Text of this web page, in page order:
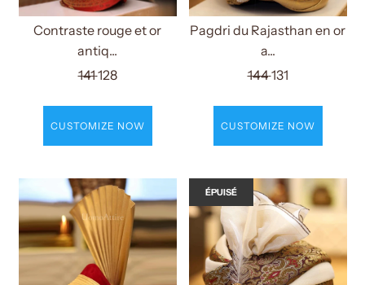
Contraste rouge et or
antiq...
141128
CUSTOMIZE NOW
Pagdri du Rajasthan en or
a...
144131
CUSTOMIZE NOW
ÉPUISÉ